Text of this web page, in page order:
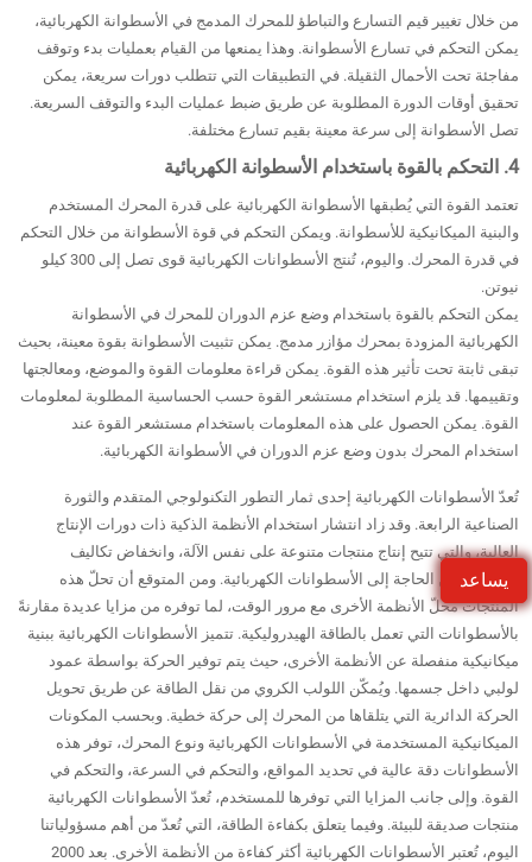
يساعد
من خلال تغيير قيم التسارع والتباطؤ للمحرك المدمج في الأسطوانة الكهربائية،
يمكن التحكم في تسارع الأسطوانة. وهذا يمنعها من القيام بعمليات بدء وتوقف
مفاجئة تحت الأحمال الثقيلة. في التطبيقات التي تتطلب دورات سريعة، يمكن
تحقيق أوقات الدورة المطلوبة عن طريق ضبط عمليات البدء والتوقف السريعة.
تصل الأسطوانة إلى سرعة معينة بقيم تسارع مختلفة.
4. التحكم بالقوة باستخدام الأسطوانة الكهربائية
تعتمد القوة التي يُطبقها الأسطوانة الكهربائية على قدرة المحرك المستخدم
والبنية الميكانيكية للأسطوانة. ويمكن التحكم في قوة الأسطوانة من خلال التحكم
في قدرة المحرك. واليوم، تُنتج الأسطوانات الكهربائية قوى تصل إلى 300 كيلو
نيوتن.
يمكن التحكم بالقوة باستخدام وضع عزم الدوران للمحرك في الأسطوانة
الكهربائية المزودة بمحرك مؤازر مدمج. يمكن تثبيت الأسطوانة بقوة معينة، بحيث
تبقى ثابتة تحت تأثير هذه القوة. يمكن قراءة معلومات القوة والموضع، ومعالجتها
وتقييمها. قد يلزم استخدام مستشعر القوة حسب الحساسية المطلوبة لمعلومات
القوة. يمكن الحصول على هذه المعلومات باستخدام مستشعر القوة عند
استخدام المحرك بدون وضع عزم الدوران في الأسطوانة الكهربائية.
تُعدّ الأسطوانات الكهربائية إحدى ثمار التطور التكنولوجي المتقدم والثورة
الصناعية الرابعة. وقد زاد انتشار استخدام الأنظمة الذكية ذات دورات الإنتاج
العالية، والتي تتيح إنتاج منتجات متنوعة على نفس الآلة، وانخفاض تكاليف
التشغيل، من الحاجة إلى الأسطوانات الكهربائية. ومن المتوقع أن تحلّ هذه
المنتجات محلّ الأنظمة الأخرى مع مرور الوقت، لما توفره من مزايا عديدة مقارنةً
بالأسطوانات التي تعمل بالطاقة الهيدروليكية. تتميز الأسطوانات الكهربائية ببنية
ميكانيكية منفصلة عن الأنظمة الأخرى، حيث يتم توفير الحركة بواسطة عمود
لولبي داخل جسمها. ويُمكّن اللولب الكروي من نقل الطاقة عن طريق تحويل
الحركة الدائرية التي يتلقاها من المحرك إلى حركة خطية. وبحسب المكونات
الميكانيكية المستخدمة في الأسطوانات الكهربائية ونوع المحرك، توفر هذه
الأسطوانات دقة عالية في تحديد المواقع، والتحكم في السرعة، والتحكم في
القوة. وإلى جانب المزايا التي توفرها للمستخدم، تُعدّ الأسطوانات الكهربائية
منتجات صديقة للبيئة. وفيما يتعلق بكفاءة الطاقة، التي تُعدّ من أهم مسؤولياتنا
اليوم، تُعتبر الأسطوانات الكهربائية أكثر كفاءة من الأنظمة الأخرى. بعد 2000